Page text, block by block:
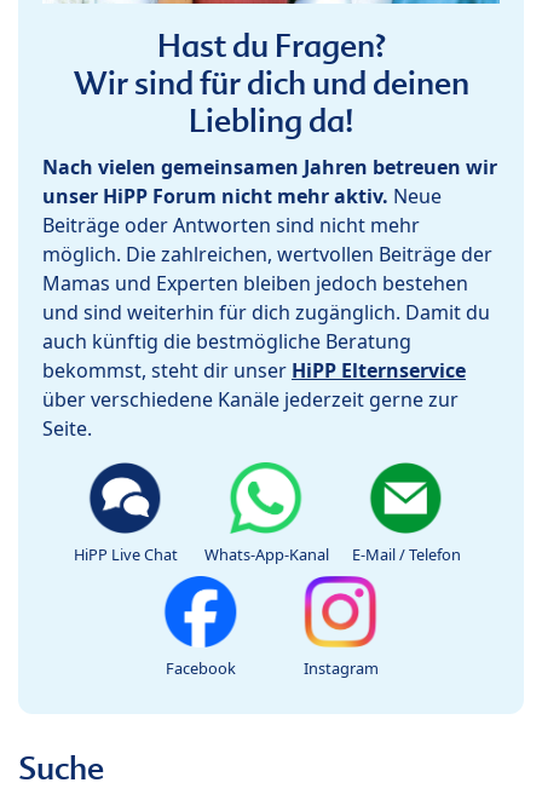
Hast du Fragen?
Wir sind für dich und deinen
Liebling da!
Nach vielen gemeinsamen Jahren betreuen wir
unser HiPP Forum nicht mehr aktiv. Neue
Beiträge oder Antworten sind nicht mehr
möglich. Die zahlreichen, wertvollen Beiträge der
Mamas und Experten bleiben jedoch bestehen
und sind weiterhin für dich zugänglich. Damit du
auch künftig die bestmögliche Beratung
bekommst, steht dir unser HiPP Elternservice
über verschiedene Kanäle jederzeit gerne zur
Seite.
HiPP Live Chat Whats-App-Kanal E-Mail / Telefon
Facebook Instagram
Suche